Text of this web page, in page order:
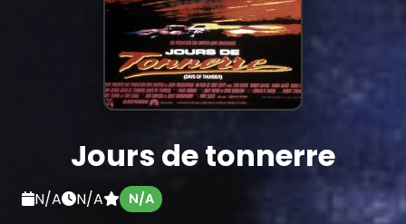
Jours de tonnerre
N/A N/A N/A